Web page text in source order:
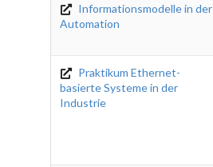
Informationsmodelle in der
Automation
Praktikum Ethernet-
basierte Systeme in der
Industrie